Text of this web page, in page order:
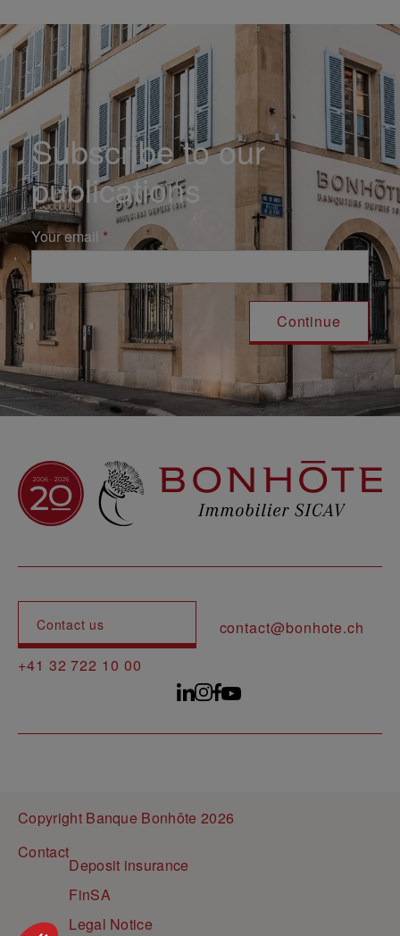
Subscribe to our
publications
Your email
Navigation principale
Contact us
contact@bonhote.ch
+41 32 722 10 00
Copyright Banque Bonhôte 2026
ContactPied de page
Deposit insurance
FinSA
Legal Notice